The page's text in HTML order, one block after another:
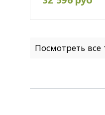
Посмотреть